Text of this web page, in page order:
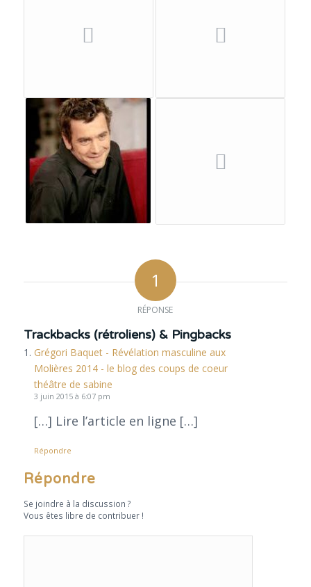
1
RÉPONSE
Trackbacks (rétroliens) & Pingbacks
Grégori Baquet - Révélation masculine aux
Molières 2014 - le blog des coups de coeur
théâtre de sabine
3 juin 2015 à 6:07 pm
[…] Lire l’article en ligne […]
Répondre
Répondre
Se joindre à la discussion ?
Vous êtes libre de contribuer !